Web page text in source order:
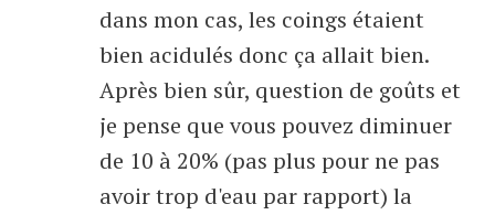
dans mon cas, les coings étaient
bien acidulés donc ça allait bien.
Après bien sûr, question de goûts et
je pense que vous pouvez diminuer
de 10 à 20% (pas plus pour ne pas
avoir trop d'eau par rapport) la